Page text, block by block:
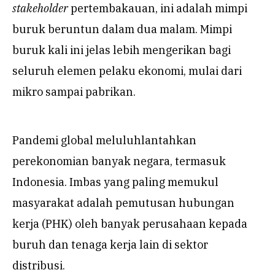
stakeholderpertembakauan, ini adalah mimpi
buruk beruntun dalam dua malam. Mimpi
buruk kali ini jelas lebih mengerikan bagi
seluruh elemen pelaku ekonomi, mulai dari
mikro sampai pabrikan.
Pandemi global meluluhlantahkan
perekonomian banyak negara, termasuk
Indonesia. Imbas yang paling memukul
masyarakat adalah pemutusan hubungan
kerja (PHK) oleh banyak perusahaan kepada
buruh dan tenaga kerja lain di sektor
distribusi.